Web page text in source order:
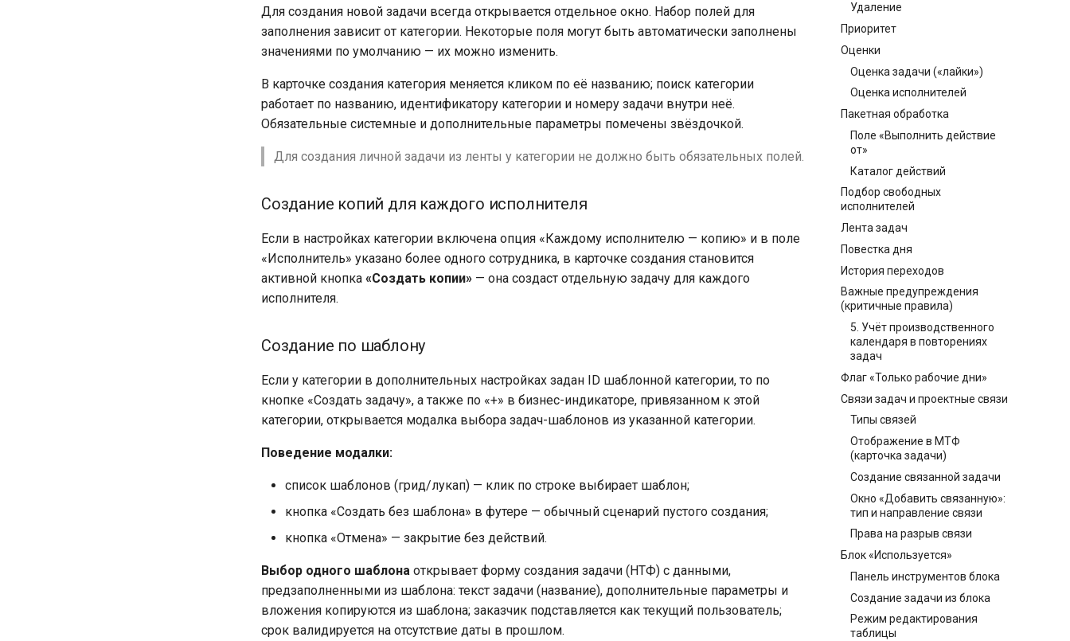
Удаление
Приоритет
Оценки
Оценка задачи («лайки»)
Оценка исполнителей
Пакетная обработка
Поле «Выполнить действие
от»
Каталог действий
Подбор свободных
исполнителей
Лента задач
Повестка дня
История переходов
Важные предупреждения
(критичные правила)
5. Учёт производственного
календаря в повторениях
задач
Флаг «Только рабочие дни»
Связи задач и проектные связи
Типы связей
Отображение в МТФ
(карточка задачи)
Создание связанной задачи
Окно «Добавить связанную»:
тип и направление связи
Права на разрыв связи
Блок «Используется»
Панель инструментов блока
Создание задачи из блока
Режим редактирования
таблицы
Для создания новой задачи всегда открывается отдельное окно. Набор полей для
заполнения зависит от категории. Некоторые поля могут быть автоматически заполнены
значениями по умолчанию — их можно изменить.
В карточке создания категория меняется кликом по её названию; поиск категории
работает по названию, идентификатору категории и номеру задачи внутри неё.
Обязательные системные и дополнительные параметры помечены звёздочкой.
Для создания личной задачи из ленты у категории не должно быть обязательных полей.
Создание копий для каждого исполнителя
Если в настройках категории включена опция «Каждому исполнителю — копию» и в поле
«Исполнитель» указано более одного сотрудника, в карточке создания становится
активной кнопка «Создать копии» — она создаст отдельную задачу для каждого
исполнителя.
Создание по шаблону
Если у категории в дополнительных настройках задан ID шаблонной категории, то по
кнопке «Создать задачу», а также по «+» в бизнес-индикаторе, привязанном к этой
категории, открывается модалка выбора задач-шаблонов из указанной категории.
Поведение модалки:
список шаблонов (грид/лукап) — клик по строке выбирает шаблон;
кнопка «Создать без шаблона» в футере — обычный сценарий пустого создания;
кнопка «Отмена» — закрытие без действий.
Выбор одного шаблона открывает форму создания задачи (НТФ) с данными,
предзаполненными из шаблона: текст задачи (название), дополнительные параметры и
вложения копируются из шаблона; заказчик подставляется как текущий пользователь;
срок валидируется на отсутствие даты в прошлом.